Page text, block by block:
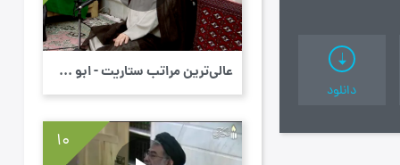
دانلود
عالی‌ترین مراتب ستاریت - ابو حمزه ثمالی - ...
10